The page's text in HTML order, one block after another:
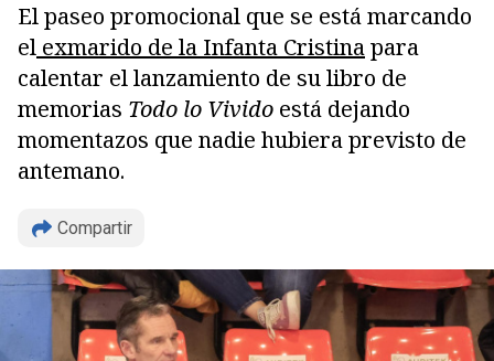
El paseo promocional que se está marcando
el exmarido de la Infanta Cristinapara
calentar el lanzamiento de su libro de
memorias Todo lo Vivido está dejando
momentazos que nadie hubiera previsto de
antemano.
Compartir